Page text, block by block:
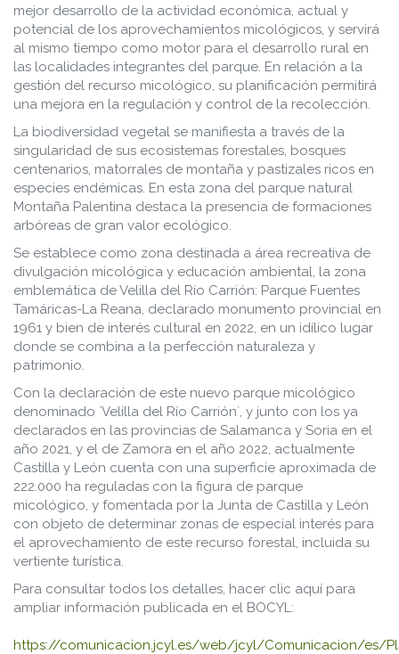
mejor desarrollo de la actividad económica, actual y
potencial de los aprovechamientos micológicos, y servirá
al mismo tiempo como motor para el desarrollo rural en
las localidades integrantes del parque. En relación a la
gestión del recurso micológico, su planificación permitirá
una mejora en la regulación y control de la recolección.
La biodiversidad vegetal se manifiesta a través de la
singularidad de sus ecosistemas forestales, bosques
centenarios, matorrales de montaña y pastizales ricos en
especies endémicas. En esta zona del parque natural
Montaña Palentina destaca la presencia de formaciones
arbóreas de gran valor ecológico.
Se establece como zona destinada a área recreativa de
divulgación micológica y educación ambiental, la zona
emblemática de Velilla del Río Carrión: Parque Fuentes
Tamáricas-La Reana, declarado monumento provincial en
1961 y bien de interés cultural en 2022, en un idílico lugar
donde se combina a la perfección naturaleza y
patrimonio.
Con la declaración de este nuevo parque micológico
denominado `Velilla del Río Carrión´, y junto con los ya
declarados en las provincias de Salamanca y Soria en el
año 2021, y el de Zamora en el año 2022, actualmente
Castilla y León cuenta con una superficie aproximada de
222.000 ha reguladas con la figura de parque
micológico, y fomentada por la Junta de Castilla y León
con objeto de determinar zonas de especial interés para
el aprovechamiento de este recurso forestal, incluida su
vertiente turística.
Para consultar todos los detalles, hacer clic aquí para
ampliar información publicada en el BOCYL:
https://comunicacion.jcyl.es/web/jcyl/Comunicacion/es/